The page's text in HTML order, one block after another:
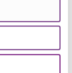
zorg
slaap